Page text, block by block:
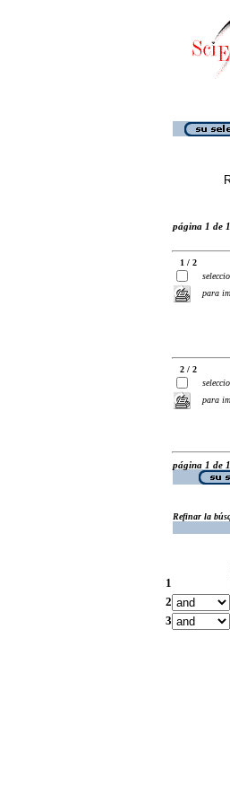
página 1 de 1
1 / 2
para
2 / 2
para
página 1 de 1
Refinar la
1
2
3